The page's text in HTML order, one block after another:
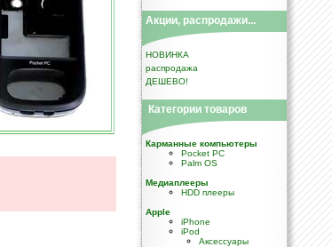
Акции, распродажи...
НОВИНКА
распродажа
ДЕШЕВО!
Категории товаров
Карманные компьютеры
Pocket PC
Palm OS
Медиаплееры
HDD плееры
Apple
iPhone
iPod
Аксессуары